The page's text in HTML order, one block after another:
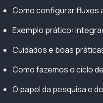
Como configurar fluxos
Exemplo prático:
Cuidados e boas
Como fazemos o ciclo
O papel da pesquisa e